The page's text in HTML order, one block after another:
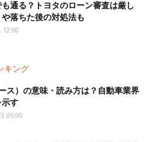
通る？トヨタのローン審査は厳し
落ちた後の対処法も
12:00
キング
ス）の意味・読み方は？自動車業界
示す
05:00